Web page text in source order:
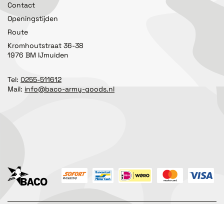
Contact
Openingstijden
Route
Kromhoutstraat 36-38
1976 BM IJmuiden
Tel: 0255-511612
Mail: info@baco-army-goods.nl